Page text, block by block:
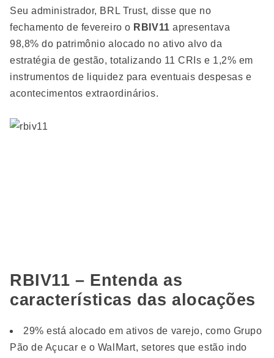
Seu administrador, BRL Trust, disse que no
fechamento de fevereiro o RBIV11 apresentava
98,8% do patrimônio alocado no ativo alvo da
estratégia de gestão, totalizando 11 CRIs e 1,2% em
instrumentos de liquidez para eventuais despesas e
acontecimentos extraordinários.
RBIV11 – Entenda as
características das alocações
29% está alocado em ativos de varejo, como Grupo
Pão de Açucar e o WalMart, setores que estão indo